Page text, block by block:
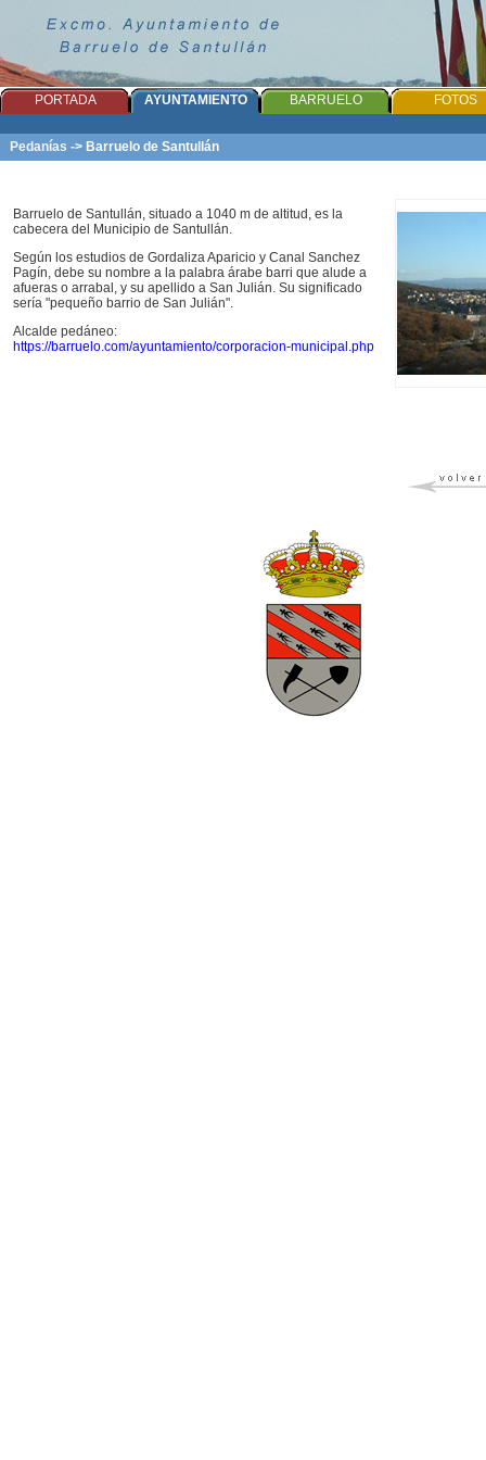
PORTADA AYUNTAMIENTO BARRUELO FOTOS
Pedanías -> Barruelo de Santullán
Barruelo de Santullán, situado a 1040 m de altitud, es la
cabecera del Municipio de Santullán.
Según los estudios de Gordaliza Aparicio y Canal Sanchez
Pagín, debe su nombre a la palabra árabe barri que alude a
afueras o arrabal, y su apellido a San Julián. Su significado
sería "pequeño barrio de San Julián".
Alcalde pedáneo:
https://barruelo.com/ayuntamiento/corporacion-municipal.php